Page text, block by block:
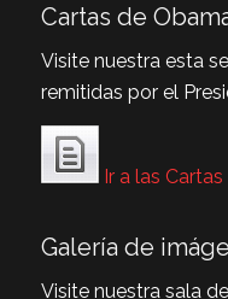
Cartas de
Visite nuestra esta
remitidas por el
Ir a las
Galería de
Visite nuestra sala